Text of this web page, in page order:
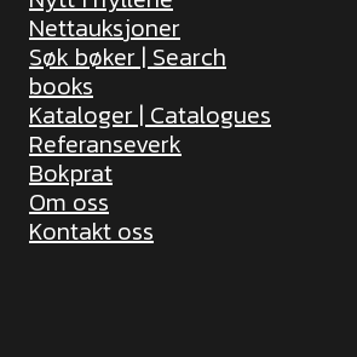
Nettauksjoner
Søk bøker | Search
books
Kataloger | Catalogues
Referanseverk
Bokprat
Om oss
Kontakt oss